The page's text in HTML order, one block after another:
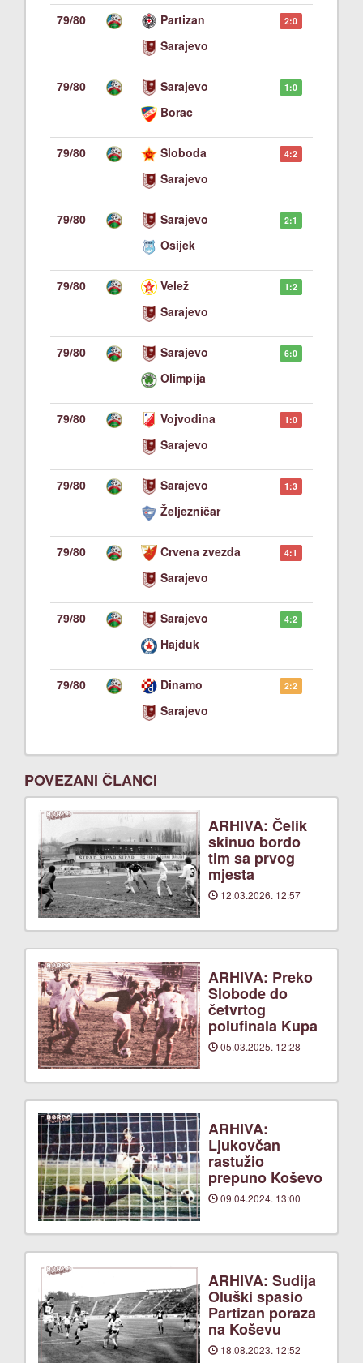
79/80
Partizan
Sarajevo
2:0
79/80
Sarajevo
Borac
1:0
79/80
Sloboda
Sarajevo
4:2
79/80
Sarajevo
Osijek
2:1
79/80
Velež
Sarajevo
1:2
79/80
Sarajevo
Olimpija
6:0
79/80
Vojvodina
Sarajevo
1:0
79/80
Sarajevo
Željezničar
1:3
79/80
Crvena zvezda
Sarajevo
4:1
79/80
Sarajevo
Hajduk
4:2
79/80
Dinamo
Sarajevo
2:2
POVEZANI ČLANCI
ARHIVA: Čelik
skinuo bordo
tim sa prvog
mjesta
12.03.2026. 12:57
ARHIVA: Preko
Slobode do
četvrtog
polufinala Kupa
05.03.2025. 12:28
ARHIVA:
Ljukovčan
rastužio
prepuno Koševo
09.04.2024. 13:00
ARHIVA: Sudija
Oluški spasio
Partizan poraza
na Koševu
18.08.2023. 12:52